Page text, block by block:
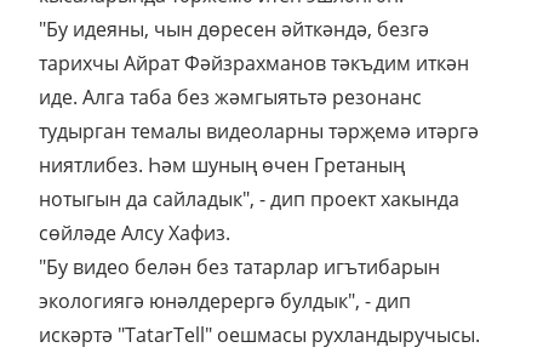
"Бу идеяны, чын дөресен әйткәндә, безгә
тарихчы Айрат Фәйзрахманов тәкъдим иткән
иде. Алга таба без жәмгыятьтә резонанс
тудырган темалы видеоларны тәрҗемә итәргә
ниятлибез. Һәм шуның өчен Гретаның
нотыгын да сайладык", - дип проект хакында
сөйләде Алсу Хафиз.
"Бу видео белән без татарлар игътибарын
экологиягә юнәлдерергә булдык", - дип
искәртә "TatarTell" оешмасы рухландыручысы.